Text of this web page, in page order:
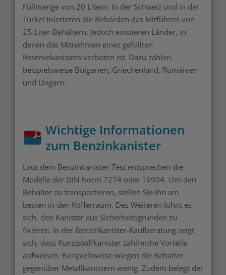
Füllmenge von 20 Litern. In der Schweiz und in der
Türkei tolerieren die Behörden das Mitführen von
25-Liter-Behältern. Jedoch existieren Länder, in
denen das Mitnehmen eines gefüllten
Reservekanisters verboten ist. Dazu zählen
beispielsweise Bulgarien, Griechenland, Rumänien
und Ungarn.
Wichtige Informationen
zum Benzinkanister
Laut dem Benzinkanister-Test entsprechen die
Modelle der DIN Norm 7274 oder 16904. Um den
Behälter zu transportieren, stellen Sie ihn am
besten in den Kofferraum. Des Weiteren lohnt es
sich, den Kanister aus Sicherheitsgründen zu
fixieren. In der Benzinkanister-Kaufberatung zeigt
sich, dass Kunststoffkanister zahlreiche Vorteile
aufweisen. Beispielsweise wiegen die Behälter
gegenüber Metallkanistern wenig. Zudem belegt der